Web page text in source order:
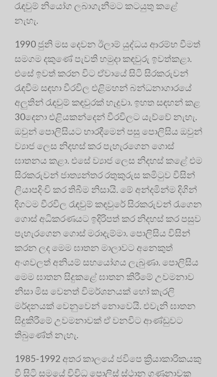
රැඳවුම් නියෝග ලබාගැනීමට කටයුතු කළේ
නැහැ.
1990 ජුනි මස දෙවන ඊලාම් යුද්ධය ආරම්භ වීමත්
සමගම දකුණේ පැවති හමුදා කඳවුරු ඉවත්කළා.
එසේ ඉවත් කරන විට ඒවායේ සිටි සිරකරුවන්
රැඳවීම සඳහා වීරවිල එළිමහන් බන්ධනාගාරයේ
අලුතින් රැඳවුම් කඳවුරක් හැදුවා. ඉහත සඳහන් කළ
30දෙනා එළියකන්දෙන් වීරවිලට යැව්වේ නැහැ.
ඔවුන් පොලිසියට භාරදීමෙන් පසු පොලිසිය ඔවුන්
ව්‍යාජ ලෙස නිදහස් කර පැහැරගෙන ගොස්
ඝාතනය කළා. එසේ ව්‍යාජ ලෙස නිදහස් කළේ එම
සිරකරුවන් ජාත්‍යන්තර රතුකුරුස කමිටුව විසින්
ලියාපදිංචි කර තිබීම නිසායි. මේ අන්දමින්ම දිගින්
දිගටම වීරවිල රැඳවුම් කඳවුරේ සිරකරුවන් රැගෙන
ගොස් අධිකරණයට ඉදිරිපත් කර නිදහස් කර පසුව
පැහැරගෙන ගොස් මරාදැම්මා. පොලිසිය විසින්
කරන ලද මෙම ඝාතන මාලාවට අනෙකුත්
අංශවලත් අනියම් සහයෝගය ලැබුණා. පොලිසිය
මෙම ඝාතන සිදුකළේ ඝාතන කිරීමේ උවමනාව
නිසා මිස වෙනත් විමර්ශනයක් හෝ කැරලි
මර්දනයක් වෙනුවෙන් නොවෙයි. එවැනි ඝාතන
සිදුකිරීමේ උවමනාවක් ඒ වනවිට ආණ්ඩුවට
තිබුණේත් නැහැ.
1985-1992 අතර කාලයේ ජවිපෙ ක්‍රියාකාරිකයකු
වී සිටි සමයේ විවිධ පොලිස් ස්ථාන ගණනාවක